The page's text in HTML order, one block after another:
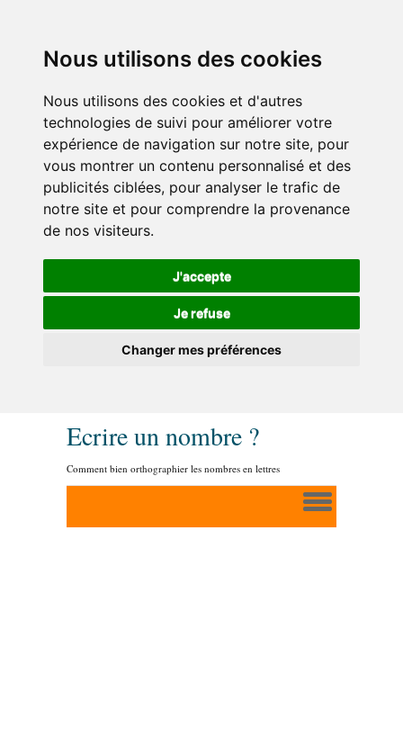
Nous utilisons des cookies
Nous utilisons des cookies et d'autres
technologies de suivi pour améliorer votre
expérience de navigation sur notre site, pour
vous montrer un contenu personnalisé et des
publicités ciblées, pour analyser le trafic de
notre site et pour comprendre la provenance
de nos visiteurs.
J'accepte
Je refuse
Changer mes préférences
Ecrire un nombre ?
Comment bien orthographier les nombres en lettres